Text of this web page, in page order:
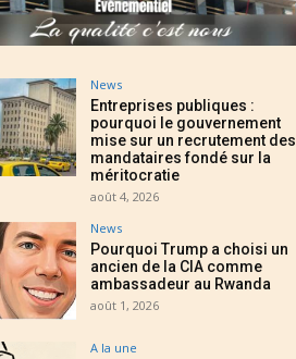
News
Entreprises publiques :
pourquoi le gouvernement
mise sur un recrutement des
mandataires fondé sur la
méritocratie
août 4, 2026
News
Pourquoi Trump a choisi un
ancien de la CIA comme
ambassadeur au Rwanda
août 1, 2026
A la une